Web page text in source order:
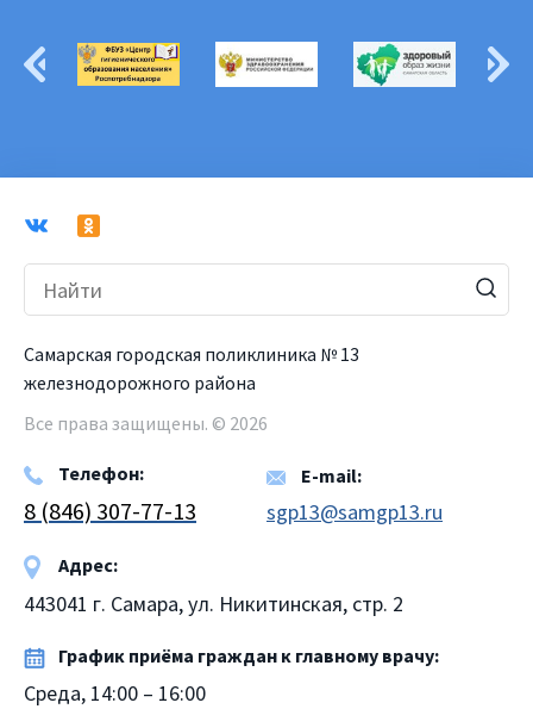
Самарская городская поликлиника № 13
железнодорожного района
Все права защищены. © 2026
Телефон:
8 (846) 307-77-13
E-mail:
sgp13@samgp13.ru
Адрес:
443041 г. Самара, ул. Никитинская, стр. 2
График приёма граждан к главному врачу:
Среда, 14:00 – 16:00